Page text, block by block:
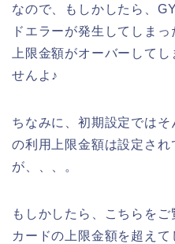
なので、もしかしたら、
ドエラーが発生してしま
上限金額がオーバーして
せんよ♪
ちなみに、初期設定では
の利用上限金額は設定さ
が、、、。
もしかしたら、こちらを
カードの上限金額を超え